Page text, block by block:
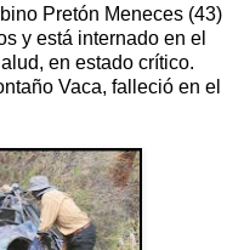
Pretón Meneces (43)
y está internado en el
en estado crítico.
Vaca, falleció en el